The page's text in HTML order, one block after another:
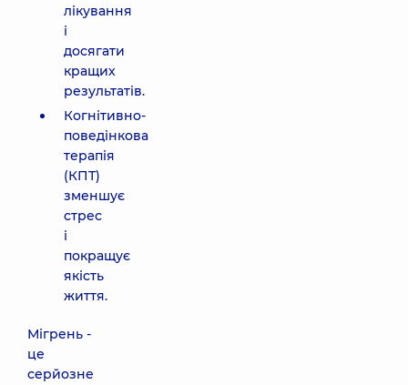
лікування
і
досягати
кращих
результатів.
Когнітивно-
поведінкова
терапія
(КПТ)
зменшує
стрес
і
покращує
якість
життя.
Мігрень -
це
серйозне